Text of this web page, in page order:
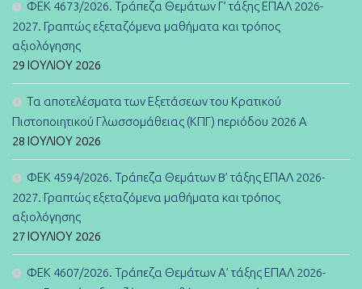
ΦΕΚ 4673/2026. Τράπεζα Θεμάτων Γ’ τάξης ΕΠΑΛ 2026-
2027. Γραπτώς εξεταζόμενα μαθήματα και τρόπος
αξιολόγησης
29 ΙΟΥΛΊΟΥ 2026
Τα αποτελέσματα των Εξετάσεων του Κρατικού
Πιστοποιητικού Γλωσσομάθειας (ΚΠΓ) περιόδου 2026 Α
28 ΙΟΥΛΊΟΥ 2026
ΦΕΚ 4594/2026. Τράπεζα Θεμάτων B’ τάξης ΕΠΑΛ 2026-
2027. Γραπτώς εξεταζόμενα μαθήματα και τρόπος
αξιολόγησης
27 ΙΟΥΛΊΟΥ 2026
ΦΕΚ 4607/2026. Τράπεζα Θεμάτων Α’ τάξης ΕΠΑΛ 2026-